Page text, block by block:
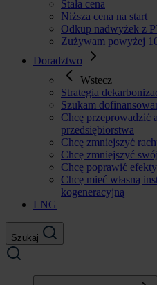
Stała cena
Niższa cena na start
Odkup nadwyżek z
Zużywam powyżej
Doradztwo
Wstecz
Strategia
Szukam
Chcę przeprowadzić
przedsiębiorstwa
Chcę zmniejszyć
Chcę zmniejszyć
Chcę poprawić
Chcę mieć własną
kogeneracyjną
LNG
Szukaj